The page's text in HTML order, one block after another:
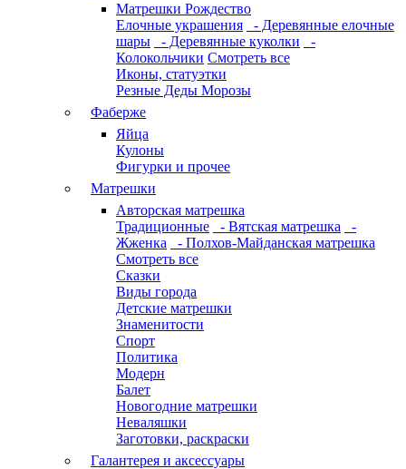
Матрешки Рождество
Елочные украшения
- Деревянные елочные
шары
- Деревянные куколки
-
Колокольчики Смотреть все
Иконы, статуэтки
Резные Деды Морозы
Фаберже
Яйца
Кулоны
Фигурки и прочее
Матрешки
Авторская матрешка
Традиционные
- Вятская матрешка
-
Жженка
- Полхов-Майданская матрешка
Смотреть все
Сказки
Виды города
Детские матрешки
Знаменитости
Спорт
Политика
Модерн
Балет
Новогодние матрешки
Неваляшки
Заготовки, раскраски
Галантерея и аксессуары